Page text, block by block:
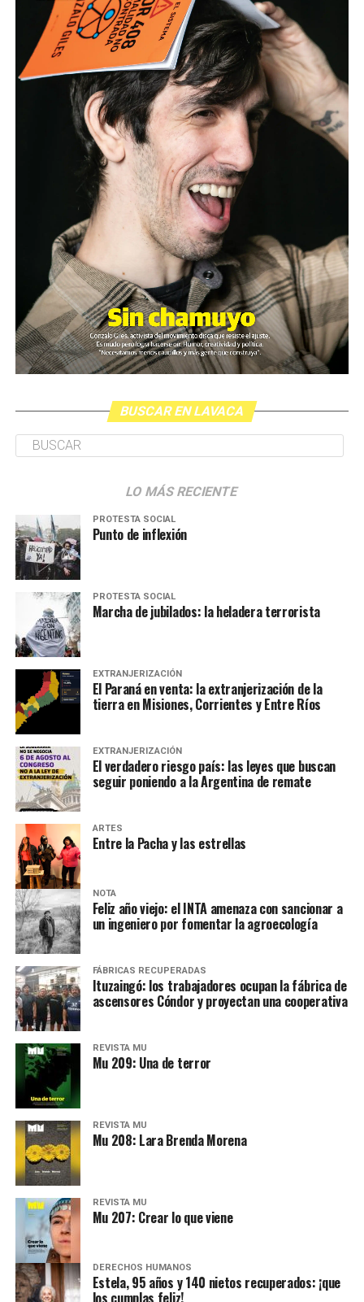
BUSCAR EN LAVACA
LO MÁS RECIENTE
PROTESTA SOCIAL
Punto de inflexión
PROTESTA SOCIAL
Marcha de jubilados: la heladera terrorista
EXTRANJERIZACIÓN
El Paraná en venta: la extranjerización de la
tierra en Misiones, Corrientes y Entre Ríos
EXTRANJERIZACIÓN
El verdadero riesgo país: las leyes que buscan
seguir poniendo a la Argentina de remate
ARTES
Entre la Pacha y las estrellas
NOTA
Feliz año viejo: el INTA amenaza con sancionar a
un ingeniero por fomentar la agroecología
FÁBRICAS RECUPERADAS
Ituzaingó: los trabajadores ocupan la fábrica de
ascensores Cóndor y proyectan una cooperativa
REVISTA MU
Mu 209: Una de terror
REVISTA MU
Mu 208: Lara Brenda Morena
REVISTA MU
Mu 207: Crear lo que viene
DERECHOS HUMANOS
Estela, 95 años y 140 nietos recuperados: ¡que
los cumplas feliz!